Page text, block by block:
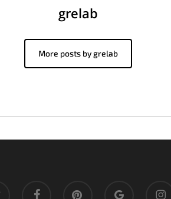
grelab
More posts by grelab